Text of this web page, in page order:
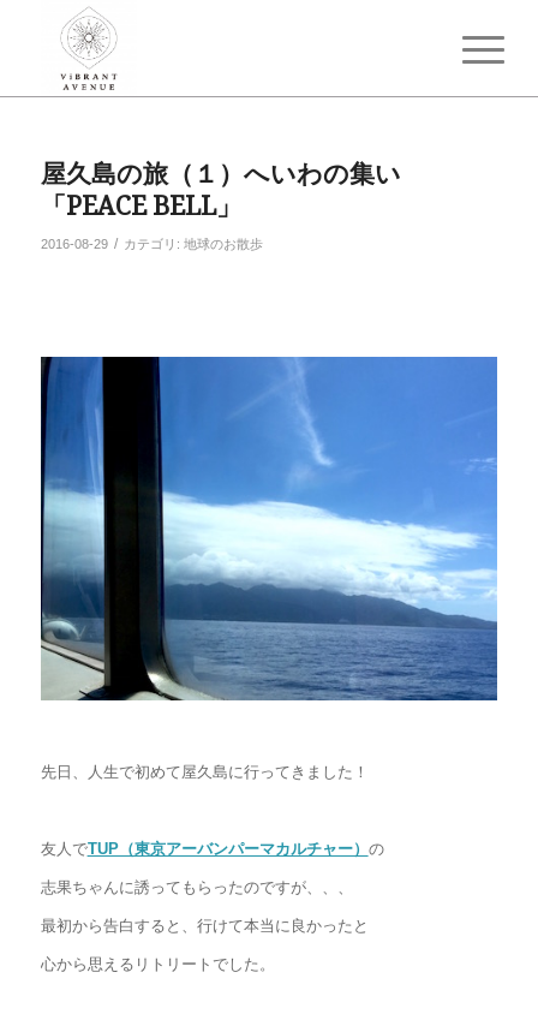
屋久島の旅（１）へいわの集い
「PEACE BELL」
2016-08-29 / カテゴリ: 地球のお散歩
先日、人生で初めて屋久島に行ってきました！
友人でTUP（東京アーバンパーマカルチャー） の
志果ちゃんに誘ってもらったのですが、、、
最初から告白すると、行けて本当に良かったと
心から思えるリトリートでした。